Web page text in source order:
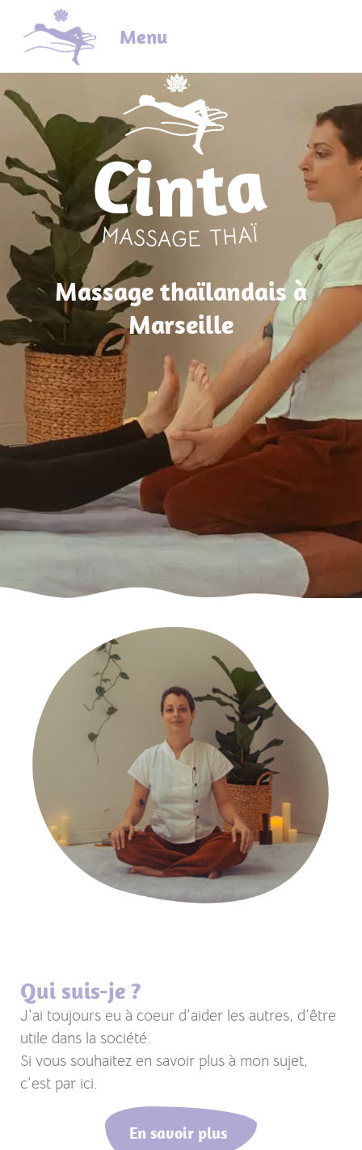
Menu
Massage thaïlandais à
Marseille
Qui suis-je ?
J’ai toujours eu à coeur d’aider les autres, d’être
utile dans la société.
Si vous souhaitez en savoir plus à mon sujet,
c’est par ici.
En savoir plus